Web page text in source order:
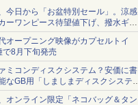
今日から「お盆特別セール」。涼感
ーワンピース待望値下げ、撥水ギア
1990円に
オープニング映像がカプセルトイ
で8月下旬発売
ミコンディスクシステム？安価に書
なGB用「しましまディスクシステ
オンライン限定「ネコバッグ＆タン